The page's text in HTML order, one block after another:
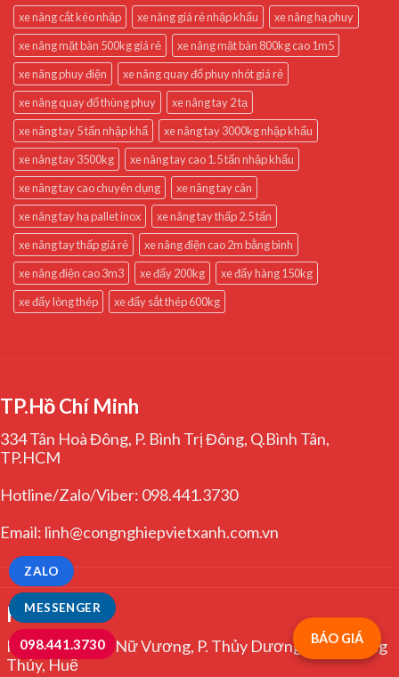
xe nâng cắt kéo nhập
xe nâng giá rẻ nhập khẩu
xe nâng hạ phuy
xe nâng mặt bàn 500kg giá rẻ
xe nâng mặt bàn 800kg cao 1m5
xe nâng phuy điện
xe nâng quay đổ phuy nhót giá rẻ
xe nâng quay đổ thùng phuy
xe nâng tay 2 tạ
xe nâng tay 5 tấn nhập khẩ
xe nâng tay 3000kg nhập khẩu
xe nâng tay 3500kg
xe nâng tay cao 1.5 tấn nhập khẩu
xe nâng tay cao chuyên dụng
xe nâng tay cân
xe nâng tay hạ pallet inox
xe nâng tay thấp 2.5 tấn
xe nâng tay thấp giá rẻ
xe nâng điện cao 2m bằng bình
xe nâng điện cao 3m3
xe đẩy 200kg
xe đẩy hàng 150kg
xe đẩy lòng thép
xe đẩy sắt thép 600kg
TP.Hồ Chí Minh
334 Tân Hoà Đông, P. Bình Trị Đông, Q.Bình Tân,
TP.HCM
Hotline/Zalo/Viber: 098.441.3730
Email: linh@congnghiepvietxanh.com.vn
Huế
Kiệt 344 Trưng Nữ Vương, P. Thủy Dương, TX. Hương
Thủy, Huế
BÁO GIÁ
MESSENGER
ZALO
098.441.3730